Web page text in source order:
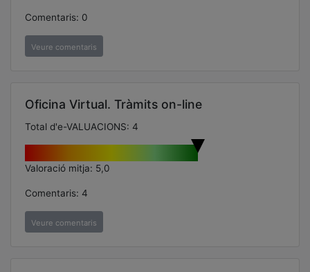
Comentaris: 0
Veure comentaris
Oficina Virtual. Tràmits on-line
Total d'e-VALUACIONS: 4
Valoració mitja: 5,0
Comentaris: 4
Veure comentaris